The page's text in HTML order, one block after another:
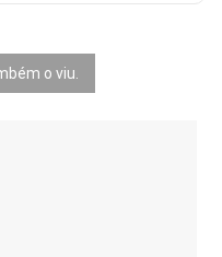
o viu.